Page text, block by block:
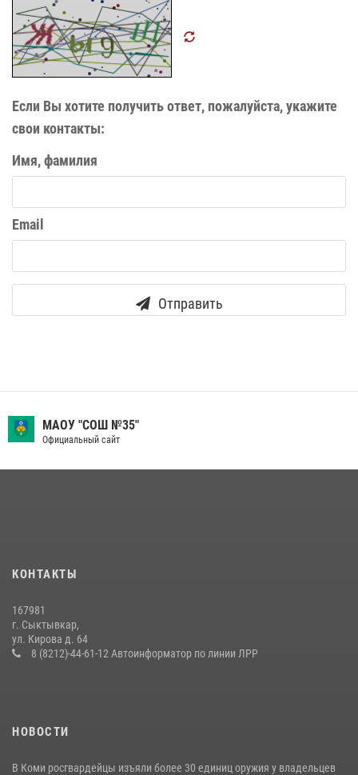
Если Вы хотите получить ответ, пожалуйста, укажите
свои контакты:
Имя, фамилия
Email
Отправить
МАОУ "СОШ №35"
Официальный сайт
КОНТАКТЫ
167981
г. Сыктывкар,
ул. Кирова д. 64
8 (8212)-44-61-12 Автоинформатор по линии ЛРР
НОВОСТИ
В Коми росгвардейцы изъяли более 30 единиц оружия у владельцев